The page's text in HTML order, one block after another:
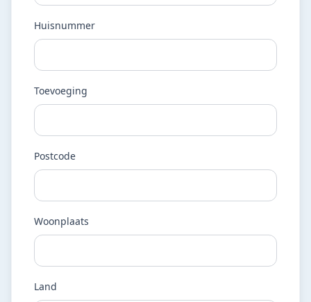
Huisnummer
Toevoeging
Postcode
Woonplaats
Land